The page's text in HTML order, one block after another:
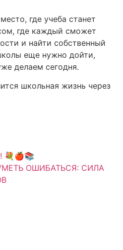
где учеба станет
где каждый сможет
и найти собственный
еще нужно дойти,
делаем сегодня.
школьная жизнь через
💐🍎📚
ОШИБАТЬСЯ: СИЛА